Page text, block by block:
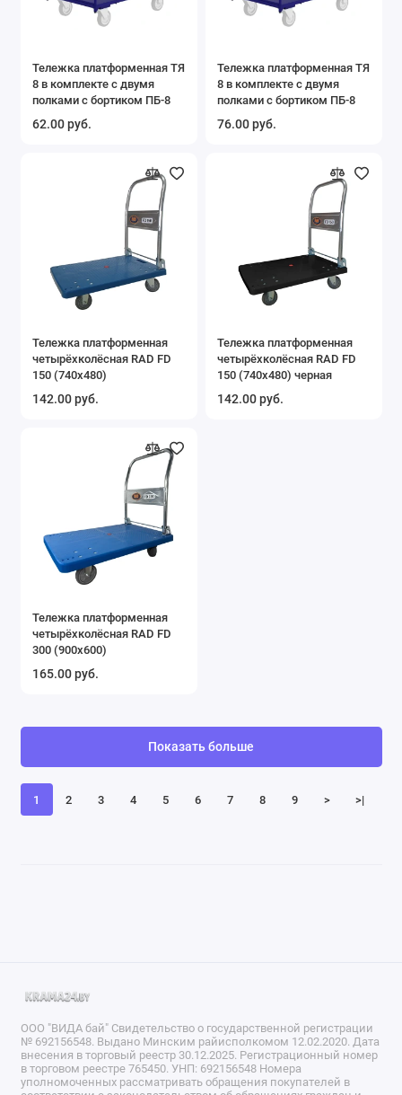
Тележка платформенная ТЯ
8 в комплекте с двумя
полками с бортиком ПБ-8
62.00 руб.
Тележка платформенная ТЯ
8 в комплекте с двумя
полками с бортиком ПБ-8
76.00 руб.
Тележка платформенная
четырёхколёсная RAD FD
150 (740х480)
142.00 руб.
Тележка платформенная
четырёхколёсная RAD FD
150 (740х480) черная
142.00 руб.
Тележка платформенная
четырёхколёсная RAD FD
300 (900х600)
165.00 руб.
1 2 3 4 5 6 7 8 9 > >|
Показать больше
ООО "ВИДА бай" Свидетельство о государственной регистрации
№ 692156548. Выдано Минским райисполкомом 12.02.2020. Дата
внесения в торговый реестр 30.12.2025. Регистрационный номер
в торговом реестре 765450. УНП: 692156548 Номера
уполномоченных рассматривать обращения покупателей в